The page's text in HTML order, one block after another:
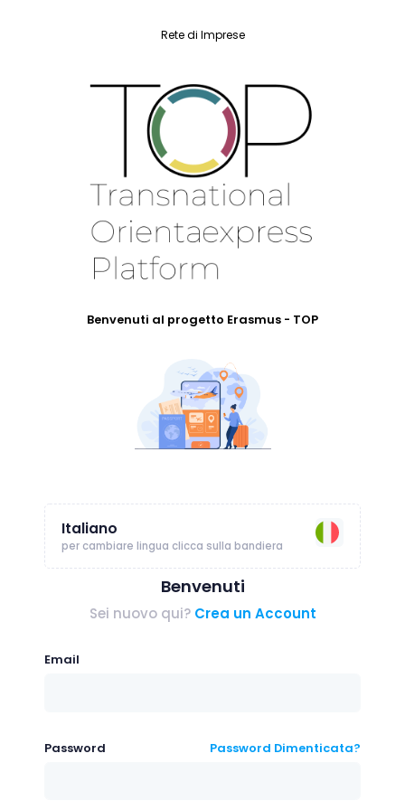
Rete di Imprese
Benvenuti al progetto Erasmus - TOP
Italiano
per cambiare lingua clicca sulla bandiera
Benvenuti
Sei nuovo qui? Crea un Account
Email
Password Password Dimenticata?